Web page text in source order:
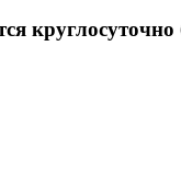
круглосуточно